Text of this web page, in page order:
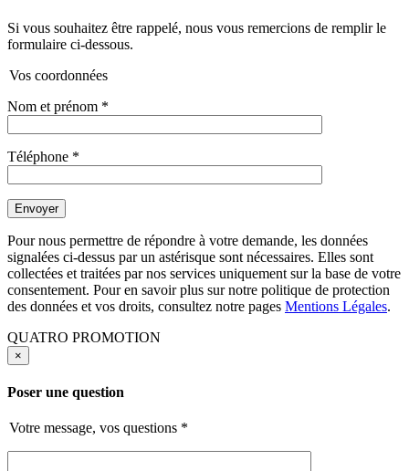
Si vous souhaitez être rappelé, nous vous remercions de remplir le
formulaire ci-dessous.
Vos coordonnées
Nom et prénom *
Téléphone *
Pour nous permettre de répondre à votre demande, les données
signalées ci-dessus par un astérisque sont nécessaires. Elles sont
collectées et traitées par nos services uniquement sur la base de votre
consentement. Pour en savoir plus sur notre politique de protection
des données et vos droits, consultez notre pages Mentions Légales.
QUATRO PROMOTION
×
Poser une question
Votre message, vos questions *